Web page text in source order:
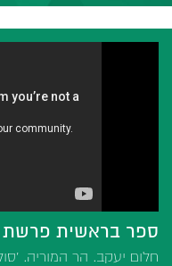
ספר בראשית פרשת
חלום יעקב. הר המוריה.